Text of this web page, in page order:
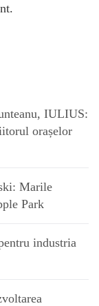
IULIUS:
orașelor
Marile
Park
industria